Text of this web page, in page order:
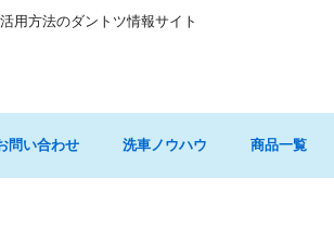
用方法のダントツ情報サイト
問い合わせ 洗車ノウハウ 商品一覧